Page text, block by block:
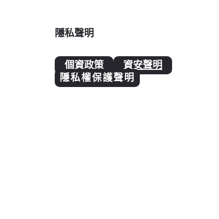
隱私聲明
個資政策
資安聲明
隱私權保護聲明